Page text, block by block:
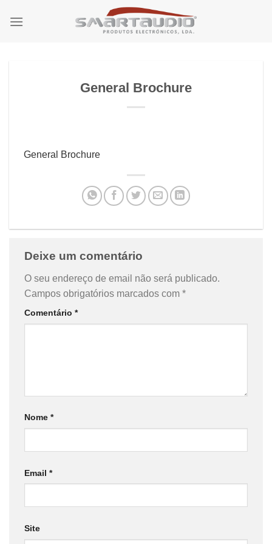
General Brochure
General Brochure
Deixe um comentário
O seu endereço de email não será publicado.
Campos obrigatórios marcados com *
Comentário *
Nome *
Email *
Site